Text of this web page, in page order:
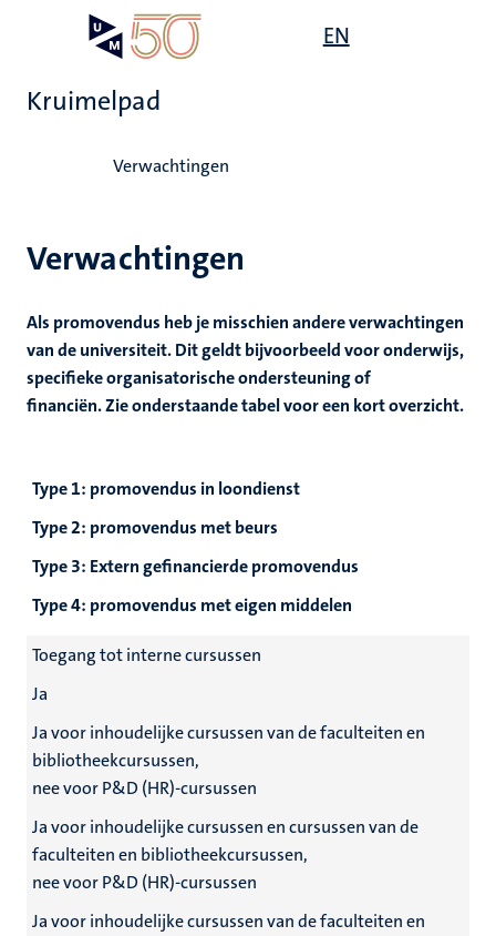
EN
Kruimelpad
Verwachtingen
Verwachtingen
Als promovendus heb je misschien andere verwachtingen
van de universiteit. Dit geldt bijvoorbeeld voor onderwijs,
specifieke organisatorische ondersteuning of
financiën.Zie onderstaande tabel voor een kort overzicht.
Type 1: promovendus in loondienst
Type 2: promovendus met beurs
Type 3: Extern gefinancierde promovendus
Type 4: promovendus met eigen middelen
Toegang tot interne cursussen
Ja
Ja voor inhoudelijke cursussen van de faculteiten en
bibliotheekcursussen,
nee voor P&D (HR)-cursussen
Ja voor inhoudelijke cursussen en cursussen van de
faculteiten en bibliotheekcursussen,
nee voor P&D (HR)-cursussen
Ja voor inhoudelijke cursussen van de faculteiten en